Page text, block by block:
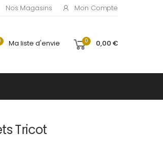
Nos Magasins Mon Compte
Ma liste d'envie 0 0,00 €
Tricot